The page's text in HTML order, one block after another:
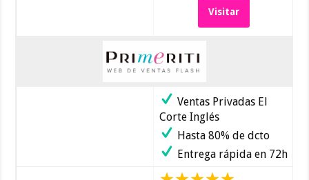
Visitar
Ventas Privadas El
Corte Inglés
Hasta 80% de dcto
Entrega rápida en 72h